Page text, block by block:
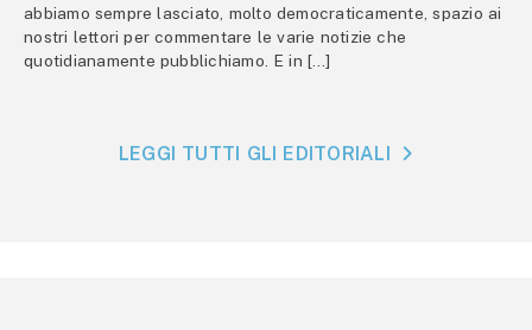
abbiamo sempre lasciato, molto democraticamente, spazio ai
nostri lettori per commentare le varie notizie che
quotidianamente pubblichiamo. E in […]
LEGGI TUTTI GLI EDITORIALI